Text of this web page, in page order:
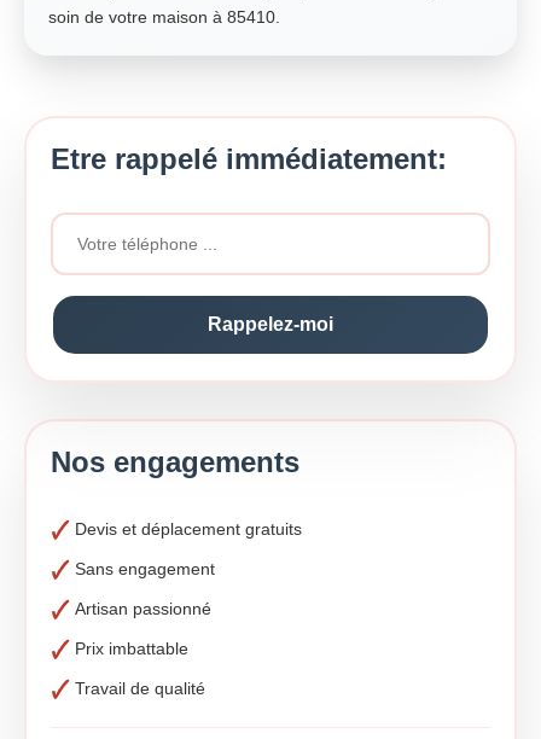
soin de votre maison à 85410.
Etre rappelé immédiatement:
Nos engagements
Devis et déplacement gratuits
Sans engagement
Artisan passionné
Prix imbattable
Travail de qualité